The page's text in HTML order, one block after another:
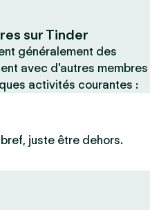
sur Tinder
généralement des
avec d'autres membres
activités courantes :
juste être dehors.